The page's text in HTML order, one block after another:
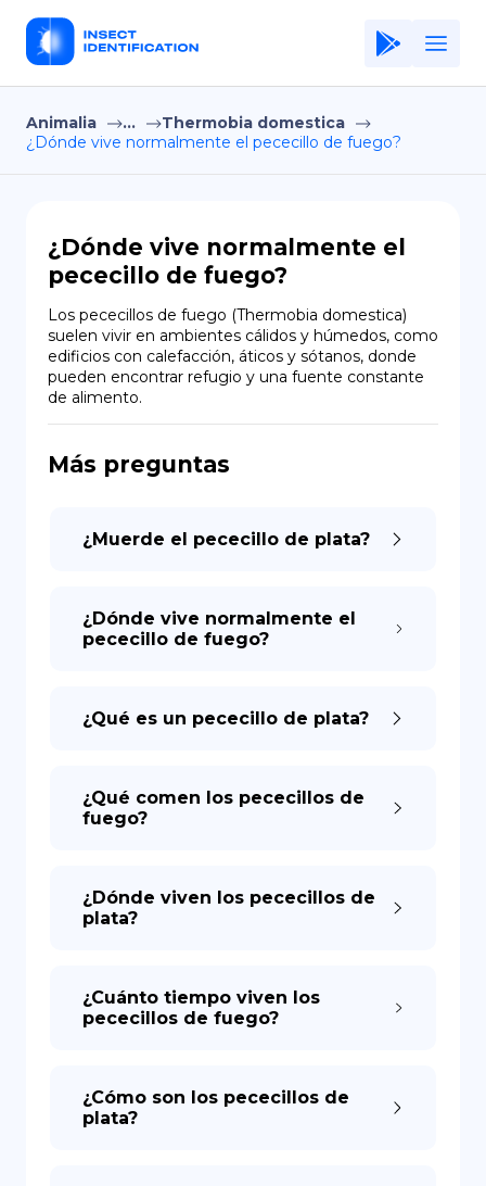
Home
Application
Terms of Use
Privacy Policy
ES
DE
Copiright © Niro ID
Animalia ...
Thermobia domestica
¿Dónde vive normalmente el pececillo de fuego?
¿Dónde vive normalmente el
pececillo de fuego?
Los pececillos de fuego (Thermobia domestica)
suelen vivir en ambientes cálidos y húmedos, como
edificios con calefacción, áticos y sótanos, donde
pueden encontrar refugio y una fuente constante
de alimento.
Más preguntas
¿Muerde el pececillo de plata?
¿Dónde vive normalmente el
pececillo de fuego?
¿Qué es un pececillo de plata?
¿Qué comen los pececillos de
fuego?
¿Dónde viven los pececillos de
plata?
¿Cuánto tiempo viven los
pececillos de fuego?
¿Cómo son los pececillos de
plata?